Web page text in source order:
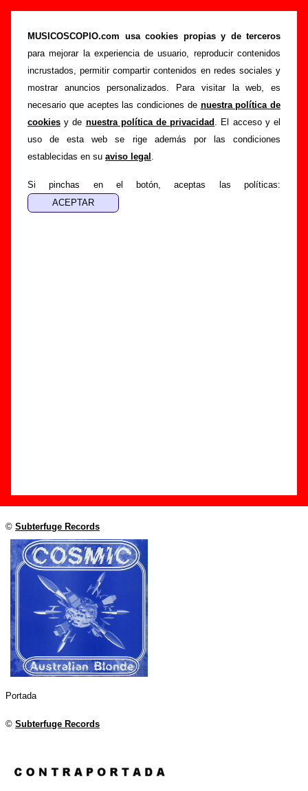
MUSICOSCOPIO.com usa cookies propias y de terceros
para mejorar la experiencia de usuario, reproducir contenidos
incrustados, permitir compartir contenidos en redes sociales y
mostrar anuncios personalizados. Para visitar la web, es
necesario que aceptes las condiciones de nuestra política de
cookies y de nuestra política de privacidad . El acceso y el
uso de esta web se rige además por las condiciones
establecidas en su aviso legal .
Si pinchas en el botón, aceptas las políticas:
“Cosmic” (Single de vinilo de 7’’, 1994) -
Australian Blonde
Portada >Australian Blonde > Discografía >Cosmic
Esta página pretende recopilar todo tipo de información
sobre eldisco “Cosmic”, interpretado porAustralian
Blonde. Además del listado de canciones incluidas en el
disco, también se mostrarán en esta página otros tipos de
información a medida que estén disponibles: los datos
de las canciones (productor, músicos, colaboradores y
responsables de la grabación, las mezclas y la
Diseño
© Subterfuge Records
Portada
© Subterfuge Records